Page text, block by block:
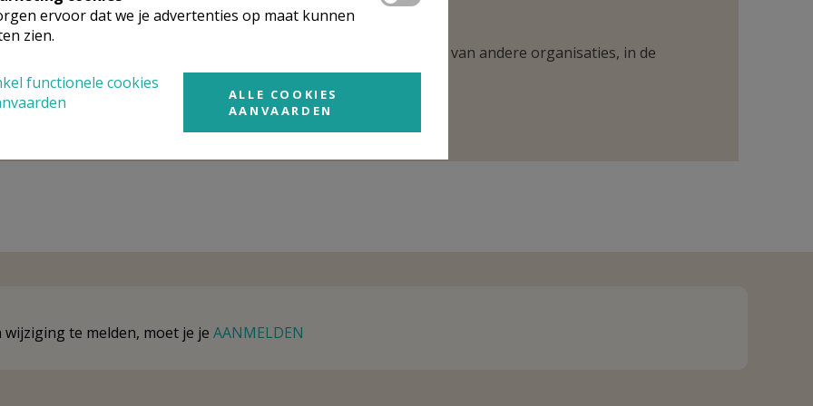
gevonden wat je zocht? Hier vind je links naar kerken, eventueel van andere organisaties, in de
wijziging te melden, moet je je AANMELDEN
ervoor dat we je advertenties op maat kunnen
zien.
functionele cookies
ALLE COOKIES
AANVAARDEN